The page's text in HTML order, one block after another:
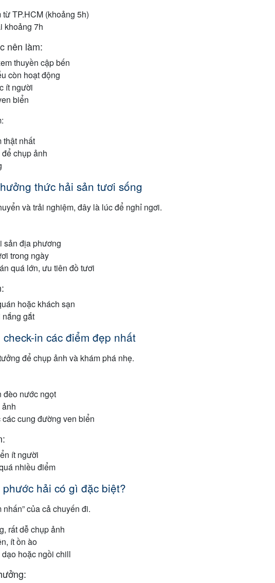
TP.HCM (khoảng 5h)
khoảng 7h
nên làm:
thuyền cập bến
còn hoạt động
ít người
biển
thật nhất
chụp ảnh
thức hải sản tươi sống
và trải nghiệm, đây là lúc để nghỉ ngơi.
sản địa phương
trong ngày
quá lớn, ưu tiên đồ tươi
hoặc khách sạn
gắt
in các điểm đẹp nhất
để chụp ảnh và khám phá nhẹ.
đèo nước ngọt
cung đường ven biển
ít người
nhiều điểm
hải có gì đặc biệt?
của cả chuyến đi.
rất dễ chụp ảnh
ít ồn ào
hoặc ngồi chill